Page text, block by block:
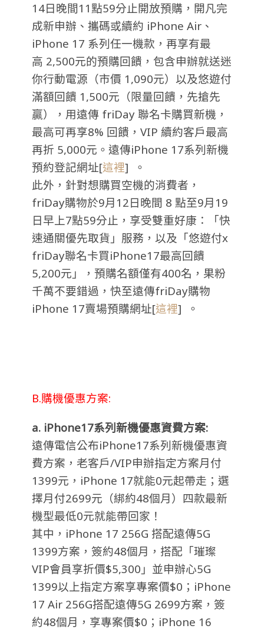
14日晚間11 點59分止開放預購，開凡完
成新申辦、 攜碼或續約 iPhone Air 、
iPhone 17 系列任一機款，再享有最
高 2,500元的預購回饋，包含申辦就送迷
你行動電源（市價 1,090元）以及悠遊付
滿額回饋 1,500元（限量回饋，先搶先
贏），用遠傳 friDay 聯名卡購買新機，
最高可再享8% 回饋， VIP 續約客戶最高
再折 5,000元。遠傳iPhone 17系列新機
預約登記網址[這裡] 。
此外，針對想購買空機的消費者，
friDay購物於9月12日晚間 8 點至9月19
日早上7點59分止，享受雙重好康：「快
速通關優先取貨」服務，以及「悠遊付x
friDay聯名卡買iPhone17最高回饋
5,200元」， 預購名額僅有400名，果粉
千萬不要錯過，快至遠傳friDay購物
iPhone 17賣場預購網址[這裡] 。
B.購機優惠方案:
a. iPhone17系列新機優惠資費方案:
遠傳電信公布iPhone17系列新機優惠資
費方案，老客戶/VIP申辦指定方案月付
1399元，iPhone 17就能0元起帶走；選
擇月付2699元（綁約48個月）四款最新
機型最低0元就能帶回家！
其中，iPhone 17 256G 搭配遠傳5G
1399方案，簽約48個月，搭配「璀璨
VIP會員享折價$5,300」並申辦心5G
1399以上指定方案享專案價$0；iPhone
17 Air 256G搭配遠傳5G 2699方案，簽
約48個月，享專案價$0；iPhone 16